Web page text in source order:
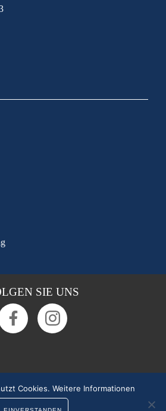
uns an:0391 50 54 55 0
SIE UNS
Cookies. Weitere Informationen